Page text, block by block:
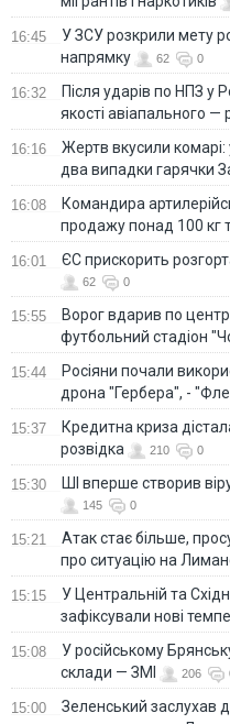
16:45
У ЗСУ розкрили мету
напрямку
62 0
16:32
Після ударів по НПЗ у
якості авіапального —
16:16
Жертв вкусили комарі:
два випадки гарячки
16:08
Командира
продажу понад 100 кг
16:01 ЄС прискорить
62 0
15:55
Ворог вдарив по
футбольний стадіон
15:44
Росіяни почали
дрона "Гербера", -
15:37
Кредитна криза
розвідка
210 0
15:30 ШІ вперше створив
145 0
15:21
Атак стає більше,
про ситуацію на
15:15
У Центральній та
зафіксували нові
15:08
У російському
склади — ЗМІ
206
15:00
Зеленський заслухав